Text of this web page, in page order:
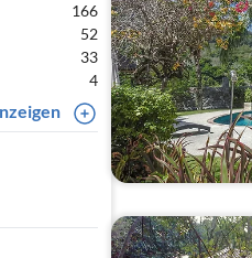
166
52
33
4